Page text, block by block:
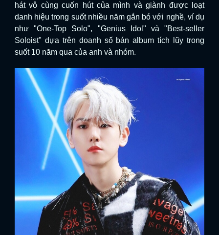
hát vô cùng cuốn hút của mình và giành được loạt
danh hiệu trong suốt nhiều năm gắn bó với nghề, ví dụ
như "One-Top Solo", "Genius Idol" và "Best-seller
Soloist" dựa trên doanh số bán album tích lũy trong
suốt 10 năm qua của anh và nhóm.